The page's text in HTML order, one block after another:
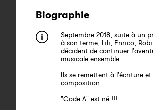
Biographie
Septembre 2018, suite à un
à son terme, Lili, Enrico,
décident de continuer
musicale ensemble.
Ils se remettent à l'écriture
composition.
"Code A" est né !!!